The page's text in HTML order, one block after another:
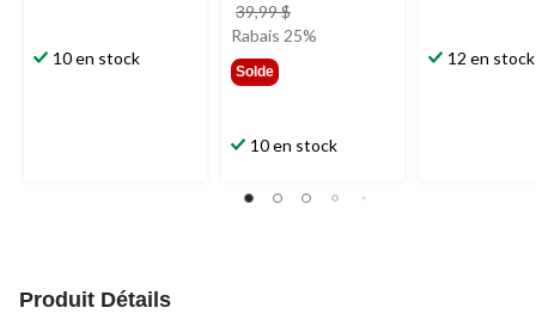
10 en stock
39,99 $
était
Rabais 25%
Solde
10 en stock
12 en stock
Produit Détails